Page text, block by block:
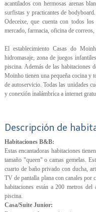
acantilados con hermosas arenas
surfistas y practicantes de
Odeceixe, que cuenta con todos
mercado, farmacia, oficina de correos,
El establecimiento Casas do
hidromasaje, zona de juegos
piscina. Además de las habitaciones
Moinho tienen una pequeña cocina y
de autoservicio. Todas las unidades
y conexión inalámbrica a internet
Descripción de
Habitaciones B&B:
Estas encantadoras habitaciones
tamaño "queen" o camas gemelas.
cuarto de baño privado con ducha,
TV de pantalla plana con canales por
habitaciones están a 200 metros
piscina.
Casa/Suite Junior: